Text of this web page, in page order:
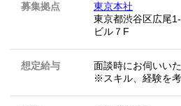
募集拠点
東京本社
東京都渋谷区広尾
ビル７F
想定給与
面談時にお伺いい
※スキル、経験を